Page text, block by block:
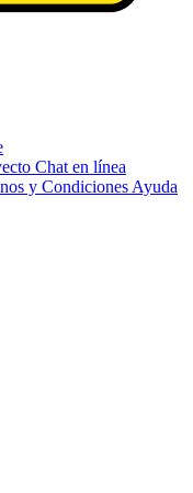
Chat en línea
y Condiciones Ayuda